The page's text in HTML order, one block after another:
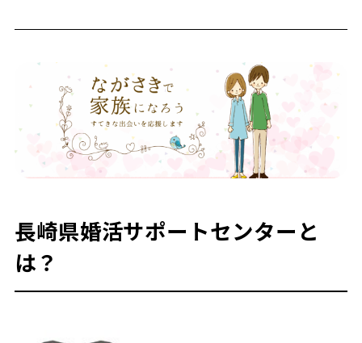
長崎県婚活サポートセンターと
は？